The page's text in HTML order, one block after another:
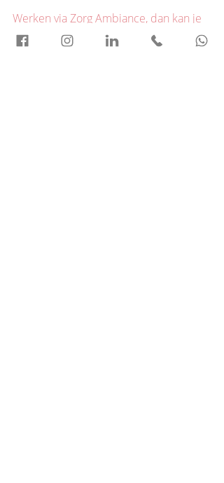
Werken via Zorg Ambiance, dan kan je
werken waar en wanneer je wil. Hoe
lekker is dat?